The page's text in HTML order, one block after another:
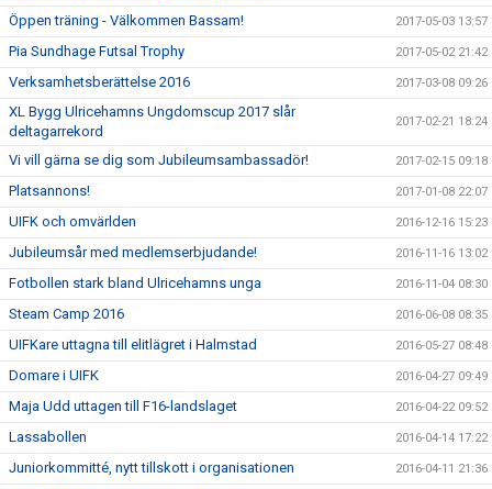
Öppen träning - Välkommen Bassam! 2017-05-03 13:57
Pia Sundhage Futsal Trophy 2017-05-02 21:42
Verksamhetsberättelse 2016 2017-03-08 09:26
XL Bygg Ulricehamns Ungdomscup 2017 slår
deltagarrekord
2017-02-21 18:24
Vi vill gärna se dig som Jubileumsambassadör! 2017-02-15 09:18
Platsannons! 2017-01-08 22:07
UIFK och omvärlden 2016-12-16 15:23
Jubileumsår med medlemserbjudande! 2016-11-16 13:02
Fotbollen stark bland Ulricehamns unga 2016-11-04 08:30
Steam Camp 2016 2016-06-08 08:35
UIFKare uttagna till elitlägret i Halmstad 2016-05-27 08:48
Domare i UIFK 2016-04-27 09:49
Maja Udd uttagen till F16-landslaget 2016-04-22 09:52
Lassabollen 2016-04-14 17:22
Juniorkommitté, nytt tillskott i organisationen 2016-04-11 21:36